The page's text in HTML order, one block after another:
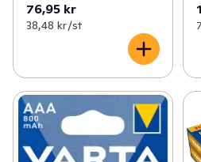
76,95 kr
38,48 kr /st